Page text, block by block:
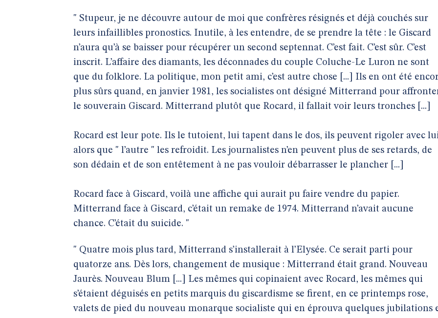
" Stupeur, je ne découvre autour de moi que confrères résignés et déjà couchés sur
leurs infaillibles pronostics. Inutile, à les entendre, de se prendre la tête : le Giscard
n’aura qu’à se baisser pour récupérer un second septennat. C’est fait. C’est sûr. C’est
inscrit. L’affaire des diamants, les déconnades du couple Coluche-Le Luron ne sont
que du folklore. La politique, mon petit ami, c’est autre chose [...] Ils en ont été
plus sûrs quand, en janvier 1981, les socialistes ont désigné Mitterrand pour
le souverain Giscard. Mitterrand plutôt que Rocard, il fallait voir leurs tronches [...]
Rocard est leur pote. Ils le tutoient, lui tapent dans le dos, ils peuvent rigoler avec
alors que " l’autre " les refroidit. Les journalistes n’en peuvent plus de ses retards, de
son dédain et de son entêtement à ne pas vouloir débarrasser le plancher [...]
Rocard face à Giscard, voilà une affiche qui aurait pu faire vendre du papier.
Mitterrand face à Giscard, c’était un remake de 1974. Mitterrand n’avait aucune
chance. C’était du suicide. "
" Quatre mois plus tard, Mitterrand s’installerait à l’Elysée. Ce serait parti pour
quatorze ans. Dès lors, changement de musique : Mitterrand était grand. Nouveau
Jaurès. Nouveau Blum [...] Les mêmes qui copinaient avec Rocard, les mêmes qui
s’étaient déguisés en petits marquis du giscardisme se firent, en ce printemps rose,
valets de pied du nouveau monarque socialiste qui en éprouva quelques jubilations